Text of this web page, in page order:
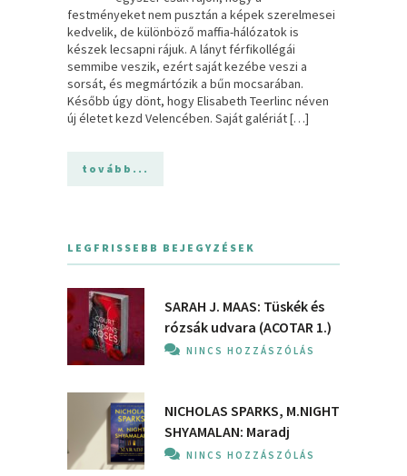
festményeket nem pusztán a képek szerelmesei
kedvelik, de különböző maffia-hálózatok is
készek lecsapni rájuk. A lányt férfikollégái
semmibe veszik, ezért saját kezébe veszi a
sorsát, és megmártózik a bűn mocsarában.
Később úgy dönt, hogy Elisabeth Teerlinc néven
új életet kezd Velencében. Saját galériát […]
tovább...
LEGFRISSEBB BEJEGYZÉSEK
SARAH J. MAAS: Tüskék és
rózsák udvara (ACOTAR 1.)
NINCS HOZZÁSZÓLÁS
NICHOLAS SPARKS, M.NIGHT
SHYAMALAN: Maradj
NINCS HOZZÁSZÓLÁS